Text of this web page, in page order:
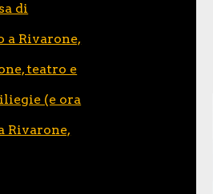
di
a Rivarone,
teatro e
(e ora
Rivarone,